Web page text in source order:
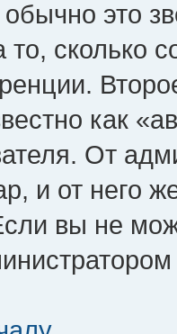
это
сколько
как
От
и от него
вы не